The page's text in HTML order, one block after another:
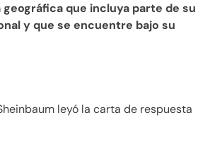
que incluya parte de su
y que se encuentre bajo su
leyó la carta de respuesta